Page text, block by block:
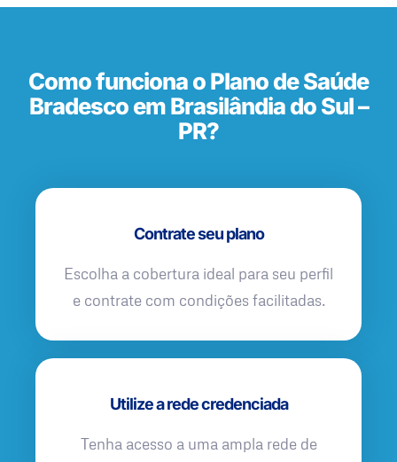
Como funciona o Plano de Saúde
Bradesco em Brasilândia do Sul –
PR?
Contrate seu plano
Escolha a cobertura ideal para seu perfil
e contrate com condições facilitadas.
Utilize a rede credenciada
Tenha acesso a uma ampla rede de